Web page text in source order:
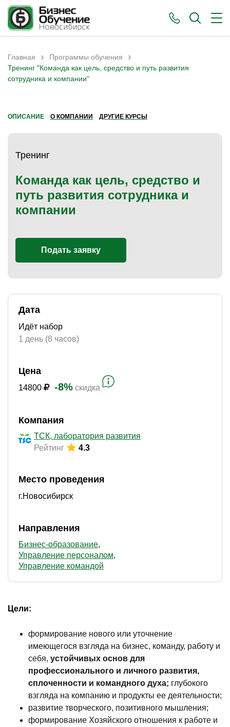
Вы здесь
Главная › Программы обучения ›
Тренинг "Команда как цель, средство и путь развития
сотрудника и компании"
ОПИСАНИЕ О КОМПАНИИ ДРУГИЕ КУРСЫ
Тренинг
Команда как цель, средство и
путь развития сотрудника и
компании
Подать заявку
Дата
Идёт набор
1 день (8 часов)
Цена
14800 -8% скидка
Компания
ТСК, лаборатория развития
Рейтинг
4.3
Место проведения
г.Новосибирск
Направления
Бизнес-образование
Управление персоналом
Управление командой
Цели:
формирование нового или уточнение
имеющегося взгляда на бизнес, команду, работу и
себя, устойчивых основ для
профессионального и личного развития,
сплоченности и командного духа; глубокого
взгляда на компанию и продукты ее деятельности;
развитие творческого, позитивного мышления;
формирование Хозяйского отношения к работе и